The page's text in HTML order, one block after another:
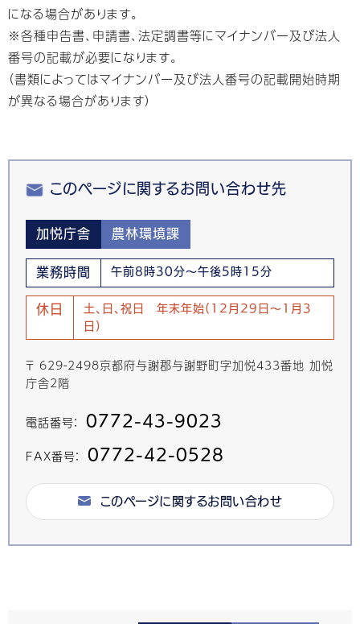
になる場合があります。
※各種申告書、申請書、法定調書等にマイナンバー及び法人
番号の記載が必要になります。
（書類によってはマイナンバー及び法人番号の記載開始時期
が異なる場合があります）
このページに関するお問い合わせ先
加悦庁舎 農林環境課
業務時間 午前8時30分～午後5時15分
休日
土、日、祝日 年末年始(12月29日～1月3
日)
〒 629-2498京都府与謝郡与謝野町字加悦433番地 加悦
庁舎2階
電話番号： 0772-43-9023
FAX番号： 0772-42-0528
このページに関するお問い合わせ